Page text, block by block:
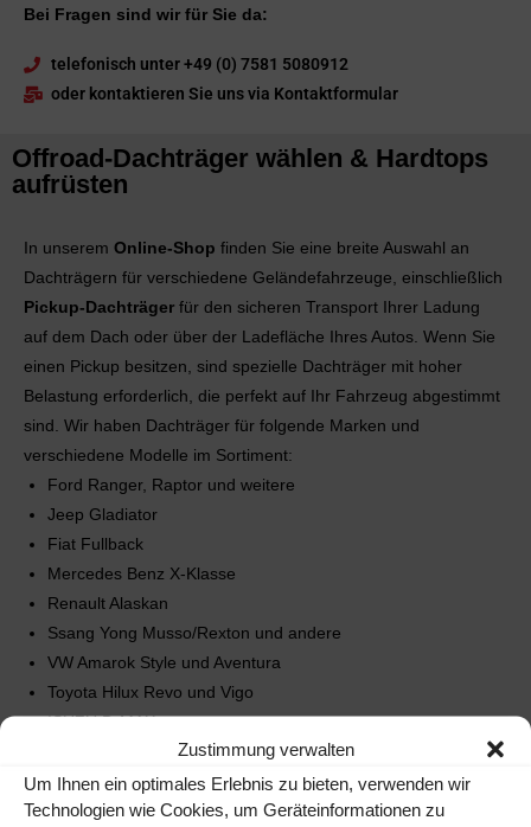
Zustimmung verwalten
Um Ihnen ein optimales Erlebnis zu bieten, verwenden wir
Technologien wie Cookies, um Geräteinformationen zu
Bei Fragen sind wir für Sie da:
telefonisch unter +49 (0) 7581 5080912
oder kontaktieren Sie uns via Kontaktformular
Offroad-Dachträger wählen & Hardtops
aufrüsten
In unserem Online-Shop finden Sie eine breite Auswahl an
Dachträgern für verschiedene Geländefahrzeuge, einschließlich
Pickup-Dachträger für den sicheren Transport Ihrer Ladung
auf dem Dach oder über der Ladefläche Ihres Autos. Wenn Sie
einen Pickup besitzen, sind spezielle Dachträger mit hoher
Belastung erforderlich, die perfekt auf Ihr Fahrzeug abgestimmt
sind. Wir haben Dachträger für folgende Marken und
verschiedene Modelle im Sortiment:
Ford Ranger, Raptor und weitere
Jeep Gladiator
Fiat Fullback
Mercedes Benz X-Klasse
Renault Alaskan
Ssang Yong Musso/Rexton und andere
VW Amarok Style und Aventura
Toyota Hilux Revo und Vigo
ISUZU D-MAX
Nissan D40, Frontier und weitere
Mazda BT 50 und andere
Mitsubishi L200